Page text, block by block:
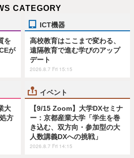
CATEGORY
を
が
ICT機器
高校教育はここまで変わる、
遠隔教育で進む学びのアップ
デート
2026.8.7 Fri 15:15
大
方
イベント
【9/15 Zoom】大学DXセミナ
ー：京都産業大学「学生を巻
き込む、双方向・参加型の大
人数講義DXへの挑戦」
2026.8.7 Fri 14:15